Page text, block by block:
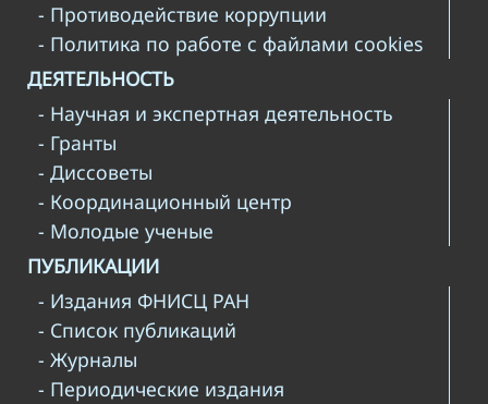
- Противодействие коррупции
- Политика по работе с файлами cookies
ДЕЯТЕЛЬНОСТЬ
- Научная и экспертная деятельность
- Гранты
- Диссоветы
- Координационный центр
- Молодые ученые
ПУБЛИКАЦИИ
- Издания ФНИСЦ РАН
- Список публикаций
- Журналы
- Периодические издания